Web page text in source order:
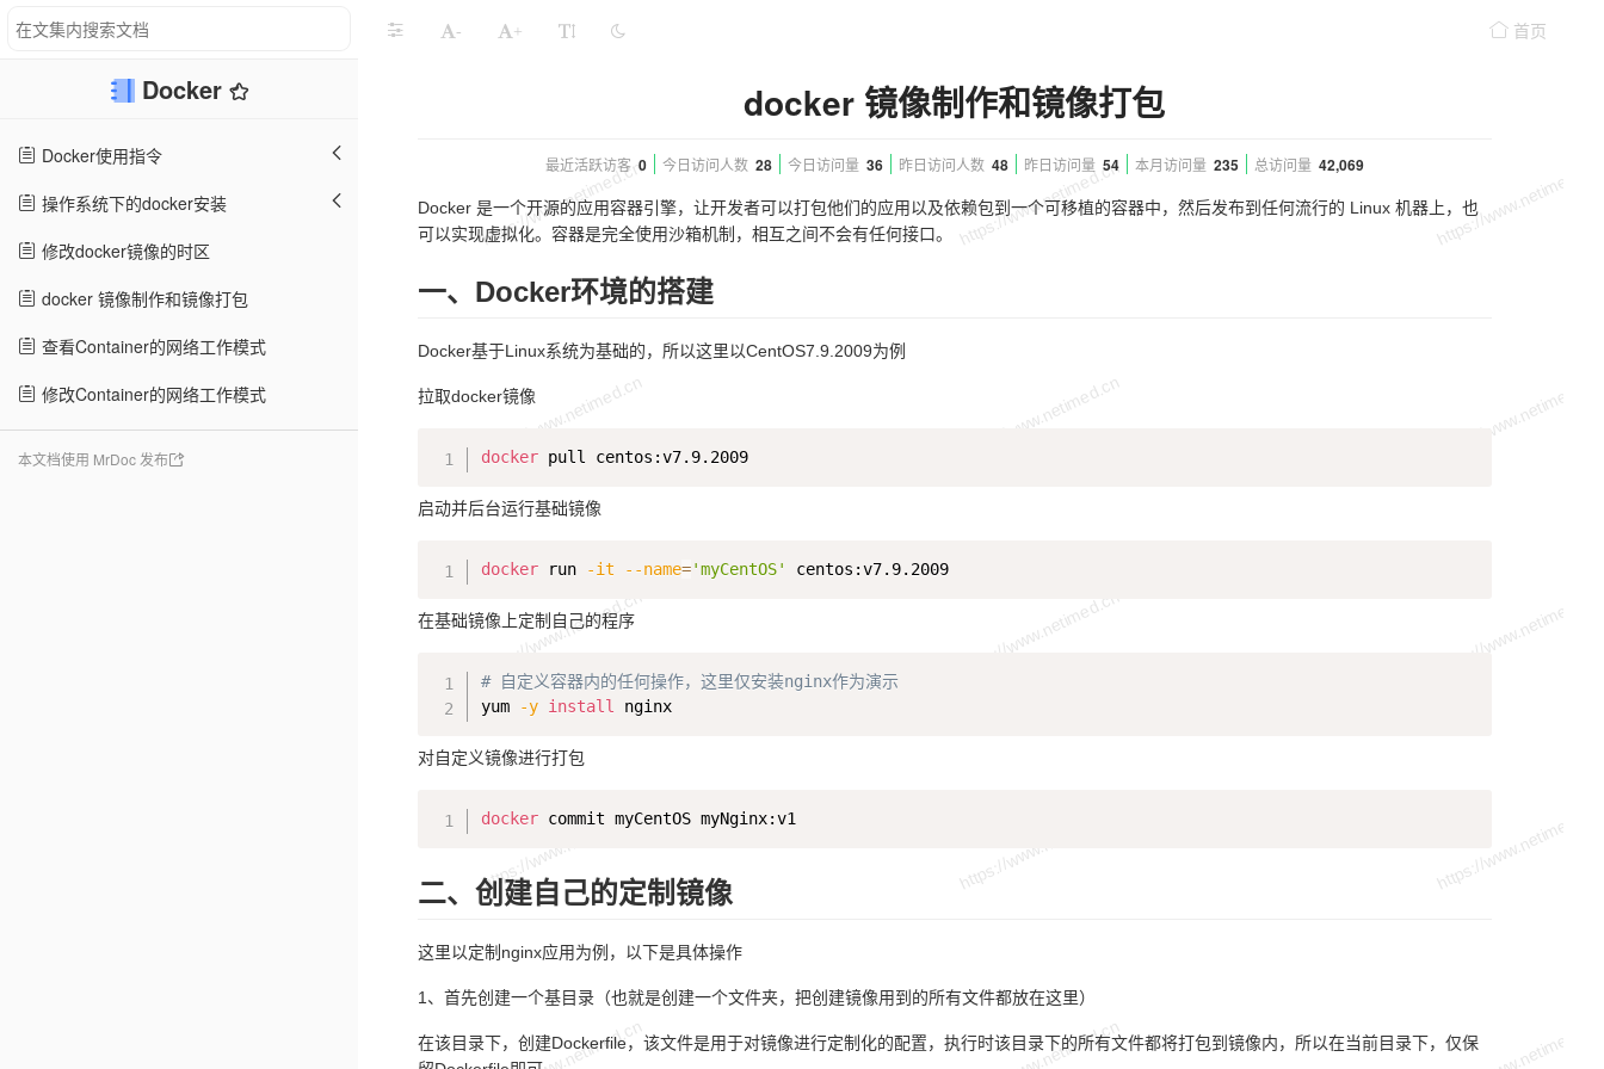
Docker
Docker使用指令
操作系统下的docker安装
修改docker镜像的时区
docker 镜像制作和镜像打包
查看Container的网络工作模式
修改Container的网络工作模式
本文档使用 MrDoc 发布
- + 首页
docker 镜像制作和镜像打包
最近活跃访客 0 今日访问人数 28 今日访问量 36 昨日访问人数 48 昨日访问量 54 本月访问量 235 总访问量 42,069
Docker 是一个开源的应用容器引擎，让开发者可以打包他们的应用以及依赖包到一个可移植的容器中，然后发布到任何流行的 Linux 机器上，也
可以实现虚拟化。容器是完全使用沙箱机制，相互之间不会有任何接口。
一、Docker环境的搭建
Docker基于Linux系统为基础的，所以这里以CentOS7.9.2009为例
拉取docker镜像
docker pull centos:v7.9.2009
启动并后台运行基础镜像
docker run -it --name='myCentOS' centos:v7.9.2009
在基础镜像上定制自己的程序
# 自定义容器内的任何操作，这里仅安装nginx作为演示
yum
-y install nginx
对自定义镜像进行打包
docker
二、创建自己的定制镜像
这里以定制nginx应用为例，以下是具体操作
1、首先创建一个基目录（也就是创建一个文件夹，把创建镜像用到的所有文件都放在这里）
在该目录下，创建Dockerfile，该文件是用于对镜像进行定制化的配置，执行时该目录下的所有文件都将打包到镜像内，所以在当前目录下，仅保